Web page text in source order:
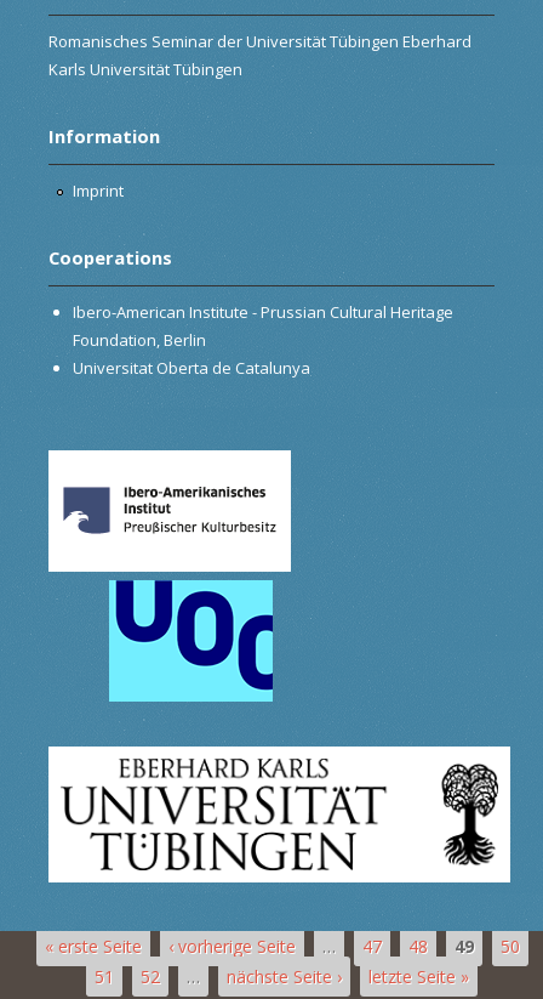
Romanisches Seminar der Universität Tübingen Eberhard
Karls Universität Tübingen
Information
Imprint
Cooperations
Ibero-American Institute - Prussian Cultural Heritage
Foundation, Berlin
Universitat Oberta de Catalunya
« erste Seite ‹ vorherige Seite … 47 48 49
50
51
52 … nächste Seite › letzte Seite »